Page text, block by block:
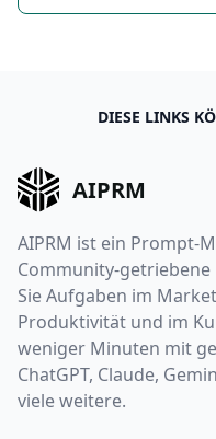
DIESE LINKS
AIPRM
AIPRM ist ein Prompt-
Community-
Sie Aufgaben im
Produktivität und im
weniger Minuten mit
ChatGPT, Claude,
viele weitere.